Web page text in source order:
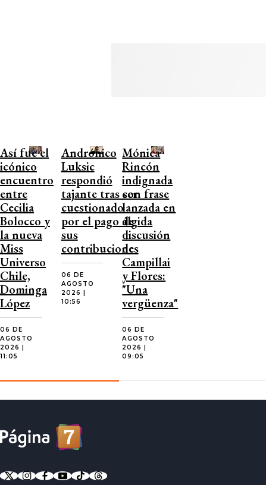
Así fue el
icónico
encuentro
entre
Cecilia
Bolocco y
la nueva
Miss
Universo
Chile,
Dominga
López
06 DE
AGOSTO
2026 |
11:05
Andrónico
Luksic
respondió
tajante tras ser
cuestionado
por el pago de
sus
contribuciones
06 DE
AGOSTO
2026 |
10:56
Mónica
Rincón
indignada
con frase
lanzada en
álgida
discusión
de
Campillai
y Flores:
"Una
vergüenza"
06 DE
AGOSTO
2026 |
09:05